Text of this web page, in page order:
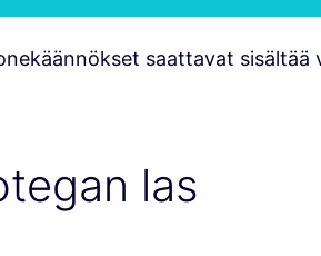
saattavat sisältää
las